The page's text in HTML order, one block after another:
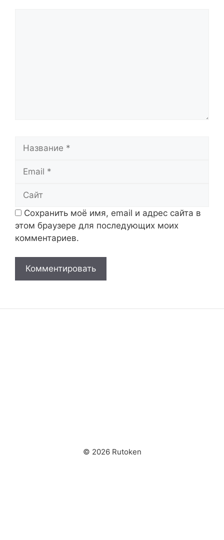
Сохранить моё имя, email и адрес сайта в
этом браузере для последующих моих
комментариев.
© 2026 Rutoken